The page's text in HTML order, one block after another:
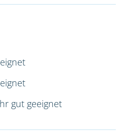
gut geeignet